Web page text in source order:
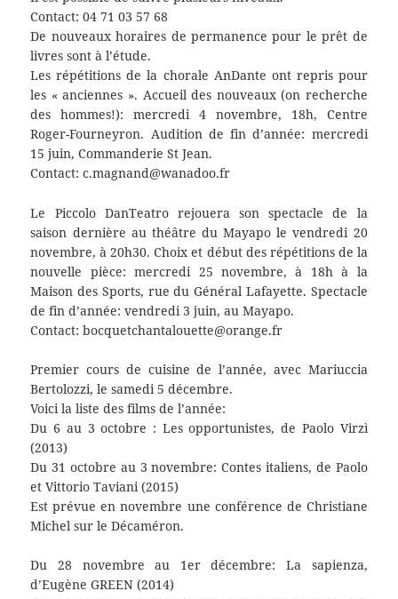
Contact: 04 71 03 57 68
De nouveaux horaires de permanence pour le prêt de
livres sont à l’étude.
Les répétitions de la chorale AnDante ont repris pour
les « anciennes ». Accueil des nouveaux (on recherche
des hommes!): mercredi 4 novembre, 18h, Centre
Roger-Fourneyron. Audition de fin d’année: mercredi
15 juin, Commanderie St Jean.
Contact: c.magnand@wanadoo.fr
Le Piccolo DanTeatro rejouera son spectacle de la
saison dernière au théâtre du Mayapo le vendredi 20
novembre, à 20h30. Choix et début des répétitions de la
nouvelle pièce: mercredi 25 novembre, à 18h à la
Maison des Sports, rue du Général Lafayette. Spectacle
de fin d’année: vendredi 3 juin, au Mayapo.
Contact: bocquetchantalouette@orange.fr
Premier cours de cuisine de l’année, avec Mariuccia
Bertolozzi, le samedi 5 décembre.
Voici la liste des films de l’année:
Du 6 au 3 octobre : Les opportunistes, de Paolo Virzì
(2013)
Du 31 octobre au 3 novembre: Contes italiens, de Paolo
et Vittorio Taviani (2015)
Est prévue en novembre une conférence de Christiane
Michel sur le Décaméron.
Du 28 novembre au 1er décembre: La sapienza,
d’Eugène GREEN (2014)